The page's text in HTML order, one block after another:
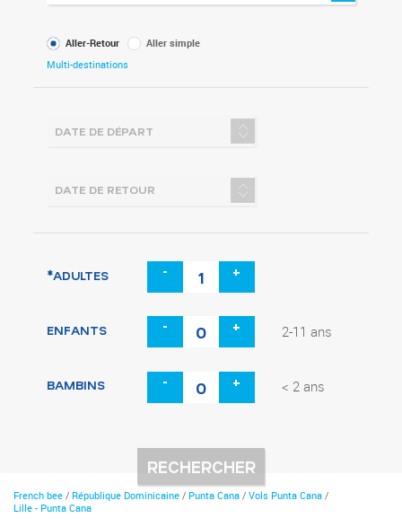
Type
de
Aller-Retour
Aller simple
Multi-destinations
*ADULTES - +
ENFANTS - + 2-11 ans
BAMBINS - + < 2 ans
You
are
French bee / République Dominicaine / Punta Cana / Vols Punta Cana /
Lille - Punta Cana